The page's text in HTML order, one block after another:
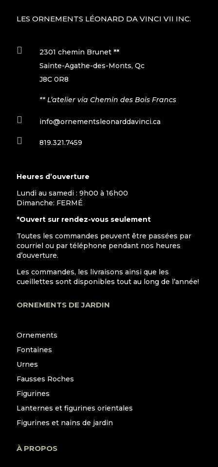
LES ORNEMENTS LÉONARD DA VINCI VII INC.

2301 chemin Brunet **
Sainte-Agathe-des-Monts, Qc
J8C 0R8
** L’atelier via Chemin des Bois Francs
 info@ornementsleonarddavinci.ca
 819.321.7459
Heures d’ouverture
Lundi au samedi : 9h00 à 16h00
Dimanche: FERMÉ
*Ouvert sur rendez-vous seulement
Toutes les commandes peuvent être passées par
courriel ou par téléphone pendant nos heures
d’ouverture.
Les commandes, les livraisons ainsi que les
cueillettes sont disponibles tout au long de l’année!
ORNEMENTS DE JARDIN
Ornements
Fontaines
Urnes
Fausses Roches
Figurines
Lanternes et figurines orientales
Figurines et nains de jardin
À PROPOS